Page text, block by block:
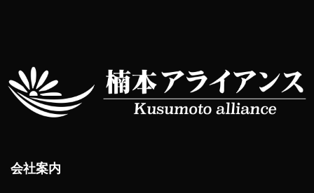
会社案内